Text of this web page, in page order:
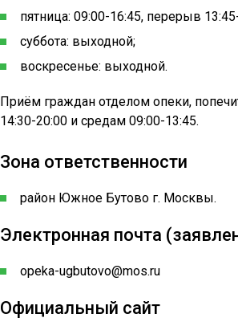
пятница: 09:00-16:45, перерыв
суббота: выходной;
воскресенье: выходной.
Приём граждан отделом опеки,
14:30-20:00 и средам 09:00-13:45.
Зона ответственности
район Южное Бутово г. Москвы.
Электронная почта
opeka-ugbutovo@mos.ru
Официальный сайт